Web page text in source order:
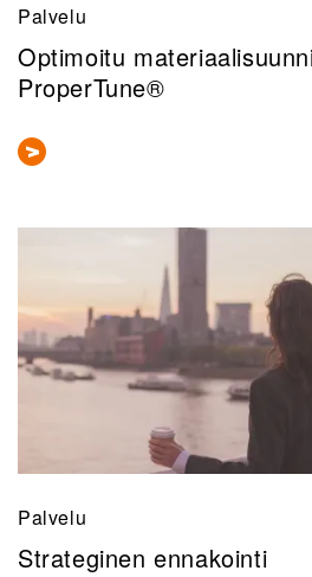
Palvelu
Optimoitu
ProperTune®
Palvelu
Strateginen ennakointi